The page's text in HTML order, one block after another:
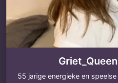
55 jarige energieke en